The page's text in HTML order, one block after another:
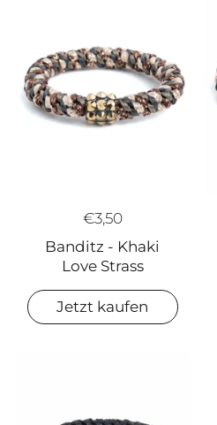
€3,50
Banditz - Khaki
Love Strass
Jetzt kaufen